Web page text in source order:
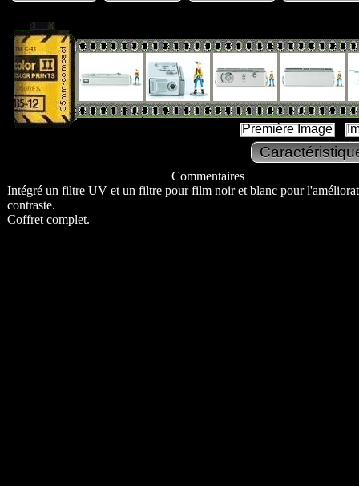
Première Image
Commentaires
Intégré un filtre UV et un filtre pour film noir et blanc pour
contraste.
Coffret complet.